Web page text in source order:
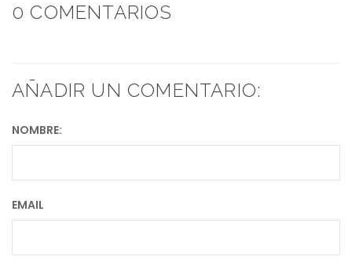
0 COMENTARIOS
AÑADIR UN COMENTARIO:
NOMBRE:
EMAIL